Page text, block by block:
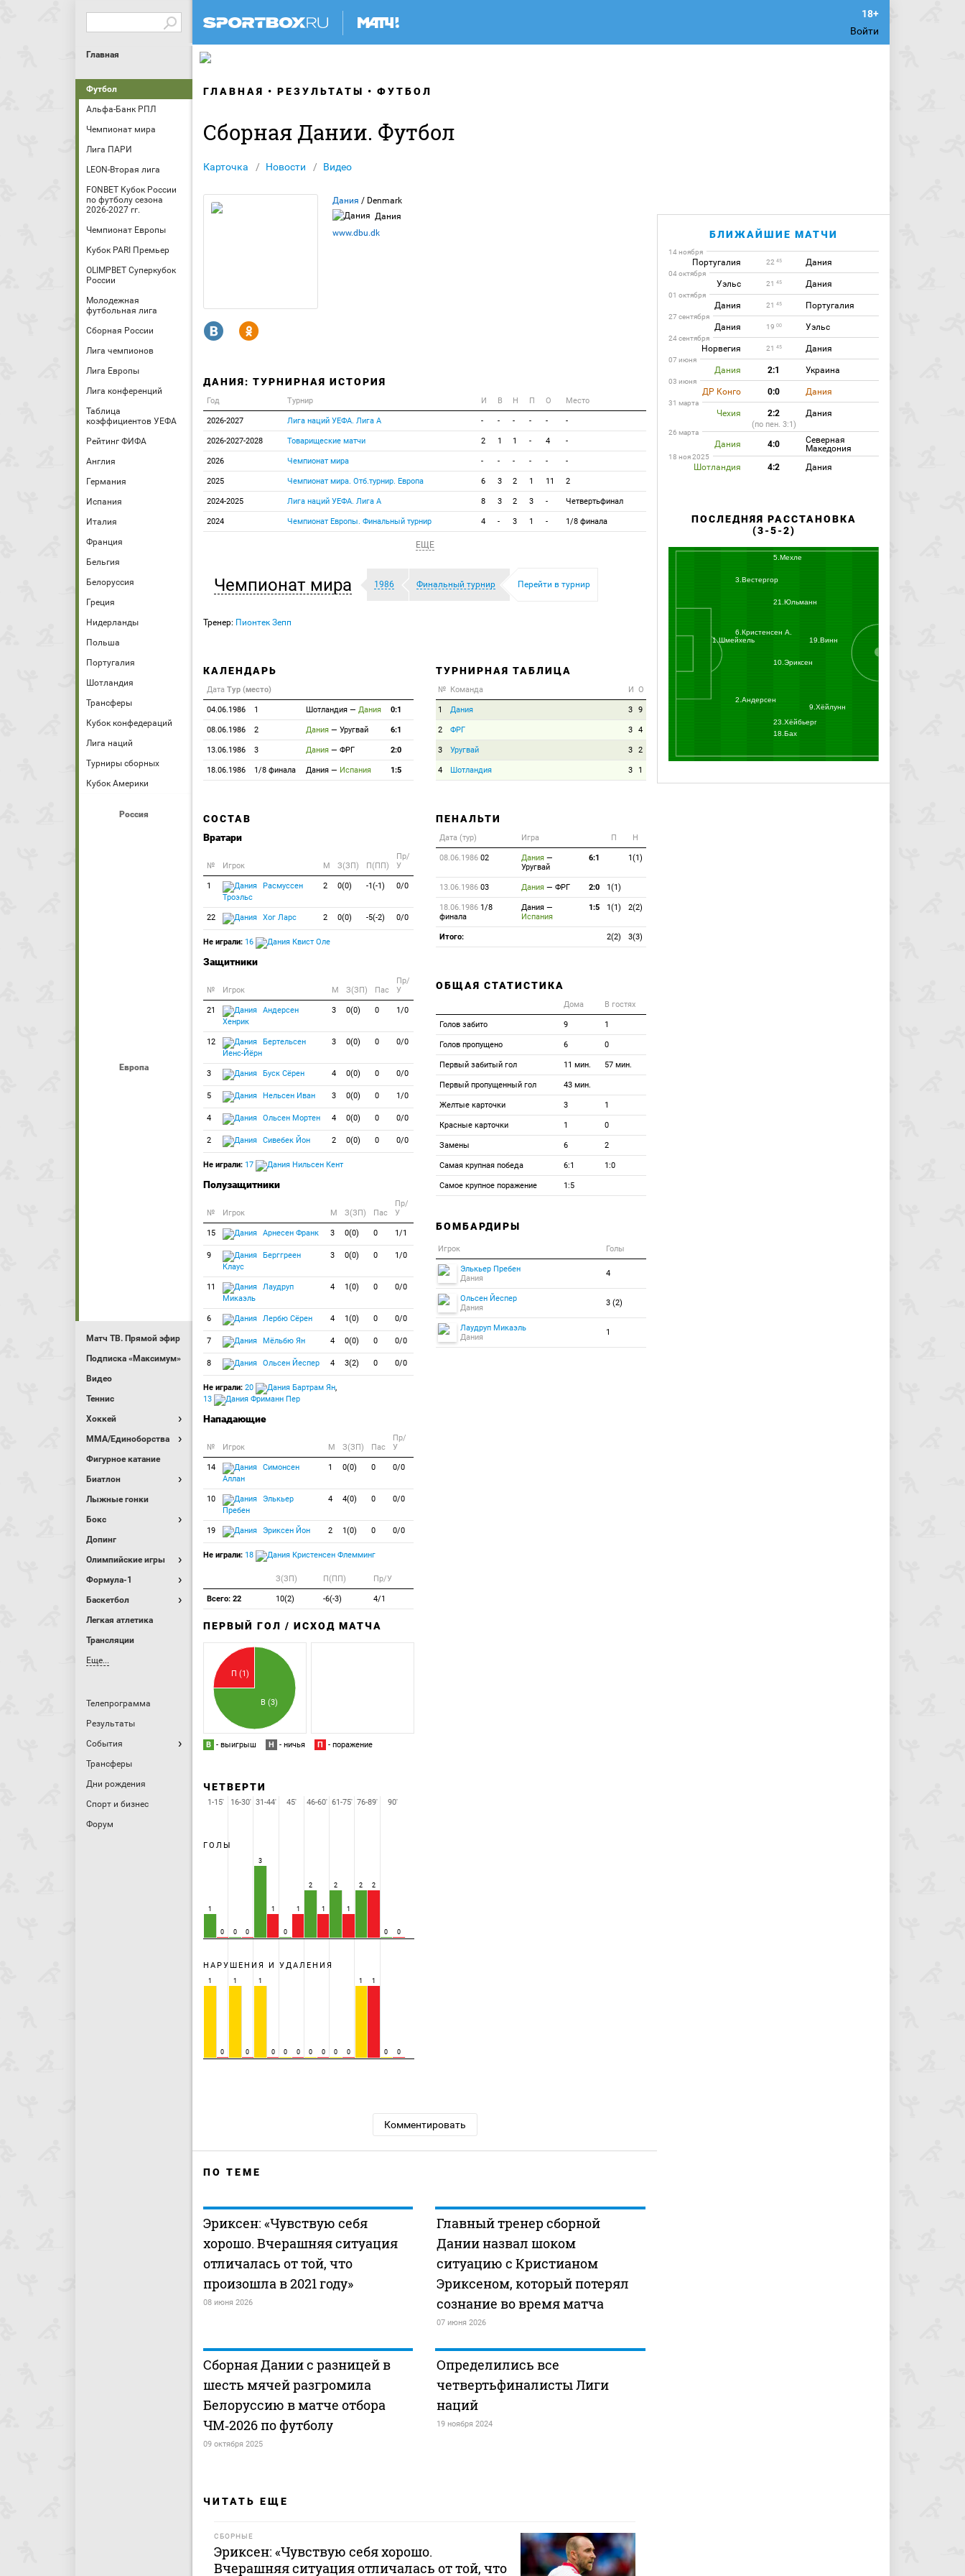
Войти
Главная
Футбол
Альфа-Банк РПЛ
Чемпионат мира
Лига ПАРИ
LEON-Вторая лига
FONBET Кубок России
по футболу сезона
2026-2027 гг.
Чемпионат Европы
Кубок PARI Премьер
OLIMPBET Суперкубок
России
Молодежная
футбольная лига
Сборная России
Лига чемпионов
Лига Европы
Лига конференций
Таблица
коэффициентов УЕФА
Рейтинг ФИФА
Англия
Германия
Испания
Италия
Франция
Бельгия
Белоруссия
Греция
Нидерланды
Польша
Португалия
Шотландия
Трансферы
Кубок конфедераций
Лига наций
Турниры сборных
Кубок Америки
Россия
Европа
Матч ТВ. Прямой эфир
Подписка «Максимум»
Видео
Теннис
Хоккей
MMA/Единоборства
Фигурное катание
Биатлон
Лыжные гонки
Бокс
Допинг
Олимпийские игры
Формула-1
Баскетбол
Легкая атлетика
Трансляции
Еще...
Телепрограмма
Результаты
События
Трансферы
Дни рождения
Спорт и бизнес
Форум
ГЛАВНАЯ РЕЗУЛЬТАТЫ ФУТБОЛ
Сборная Дании. Футбол
Карточка Новости Видео
Дания / Denmark
Дания
www.dbu.dk
R Y
ДАНИЯ: ТУРНИРНАЯ ИСТОРИЯ
Год Турнир И В Н П О Место
2026-2027 Лига наций УЕФА. Лига А - - - - - -
2026-2027-2028 Товарищеские матчи 2 1 1 - 4 -
2026 Чемпионат мира - - - - - -
2025 Чемпионат мира. Отб.турнир. Европа 6 3 2 1 11 2
2024-2025 Лига наций УЕФА. Лига А 8 3 2 3 - Четвертьфинал
2024 Чемпионат Европы. Финальный турнир 4 - 3 1 - 1/8 финала
ЕЩЕ
Чемпионат мира 1986 Финальный турнир Перейти в турнир
Тренер: Пионтек Зепп
КАЛЕНДАРЬ
Дата Тур (место)
04.06.1986 1 Шотландия — Дания 0:1
08.06.1986 2 Дания — Уругвай 6:1
13.06.1986 3 Дания — ФРГ 2:0
18.06.1986 1/8 финала Дания — Испания 1:5
ТУРНИРНАЯ ТАБЛИЦА
№ Команда И О
1 Дания 3 9
2 ФРГ 3 4
3 Уругвай 3 2
4 Шотландия 3 1
СОСТАВ
Вратари
№ Игрок M З(ЗП) П(ПП)
Пр/
У
1
Расмуссен
Троэльс
2 0(0) -1(-1) 0/0
22 Хог Ларс 2 0(0) -5(-2) 0/0
Не играли: 16 Квист Оле
Защитники
№ Игрок M З(ЗП) Пас
Пр/
У
21
Андерсен
Хенрик
3 0(0) 0 1/0
12
Бертельсен
Йенс-Йёрн
3 0(0) 0 0/0
3 Буск Сёрен 4 0(0) 0 0/0
5 Нельсен Иван 3 0(0) 0 1/0
4 Ольсен Мортен 4 0(0) 0 0/0
2 Сивебек Йон 2 0(0) 0 0/0
Не играли: 17 Нильсен Кент
Полузащитники
№ Игрок M З(ЗП) Пас
Пр/
У
15 Арнесен Франк 3 0(0) 0 1/1
9
Берггреен
Клаус
3 0(0) 0 1/0
11
Лаудруп
Микаэль
4 1(0) 0 0/0
6 Лербю Сёрен 4 1(0) 0 0/0
7 Мёльбю Ян 4 0(0) 0 0/0
8 Ольсен Йеспер 4 3(2) 0 0/0
Не играли: 20 Бартрам Ян,
13
Фриманн Пер
Нападающие
№ Игрок M З(ЗП) Пас
Пр/
У
14
Симонсен
Аллан
1 0(0) 0 0/0
10
Элькьер
Пребен
4 4(0) 0 0/0
19 Эриксен Йон 2 1(0) 0 0/0
Не играли: 18 Кристенсен Флемминг
З(ЗП) П(ПП) Пр/У
Всего: 22 10(2) -6(-3) 4/1
ПЕРВЫЙ ГОЛ / ИСХОД МАТЧА
В (3)
П (1)
В - выигрыш Н - ничья П - поражение
ЧЕТВЕРТИ
ГОЛЫ
1
0 0 0
3
1
0
1
2
1
2
1
2 2
0 0
НАРУШЕНИЯ И УДАЛЕНИЯ
1
0
1
0
1
0 0 0 0 0 0 0
1 1
0 0
1-15' 16-30' 31-44' 45' 46-60' 61-75' 76-89' 90'
ПЕНАЛЬТИ
Дата (тур) Игра П Н
08.06.198602 Дания —
Уругвай
6:1 1(1)
13.06.198603 Дания — ФРГ 2:0 1(1)
18.06.19861/8
финала
Дания —
Испания
1:5 1(1) 2(2)
Итого: 2(2) 3(3)
ОБЩАЯ СТАТИСТИКА
Дома В гостях
Голов забито 9 1
Голов пропущено 6 0
Первый забитый гол 11 мин. 57 мин.
Первый пропущенный гол 43 мин.
Желтые карточки 3 1
Красные карточки 1 0
Замены 6 2
Самая крупная победа 6:1 1:0
Самое крупное поражение 1:5
БОМБАРДИРЫ
Игрок Голы
Элькьер Пребен
Дания
4
Ольсен Йеспер
Дания
3 (2)
Лаудруп Микаэль
Дания
1
Комментировать
ПО ТЕМЕ
Эриксен: «Чувствую себя
хорошо. Вчерашняя ситуация
отличалась от той, что
произошла в 2021 году»
08 июня 2026
Главный тренер сборной
Дании назвал шоком
ситуацию с Кристианом
Эриксеном, который потерял
сознание во время матча
07 июня 2026
Сборная Дании с разницей в
шесть мячей разгромила
Белоруссию в матче отбора
ЧМ‑2026 по футболу
09 октября 2025
Определились все
четвертьфиналисты Лиги
наций
19 ноября 2024
ЧИТАТЬ ЕЩЕ
СБОРНЫЕ
Эриксен: «Чувствую себя хорошо.
Вчерашняя ситуация отличалась от той, что
БЛИЖАЙШИЕ МАТЧИ
14 ноября
Португалия 22 45 Дания
04 октября
Уэльс 21 45 Дания
01 октября
Дания 21 45 Португалия
27 сентября
Дания 19 00 Уэльс
24 сентября
Норвегия 21 45 Дания
07 июня
Дания 2:1 Украина
03 июня
ДР Конго 0:0 Дания
31 марта
Чехия 2:2 Дания
(по пен. 3:1)
26 марта
Дания 4:0
Северная
Македония
18 ноя 2025
Шотландия 4:2 Дания
ПОСЛЕДНЯЯ РАССТАНОВКА
(3-5-2)
2.Андерсен
18.Бах
3.Вестергор
19.Винн
6.Кристенсен А.
5.Мехле
23.Хёйбьерг
9.Хёйлунн
1.Шмейхель
10.Эриксен
21.Юльманн